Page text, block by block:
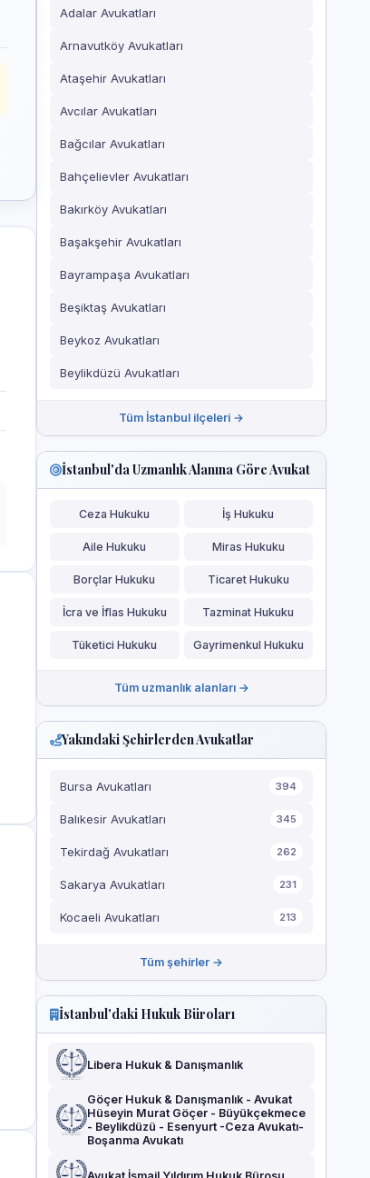
Adalar Avukatları
Arnavutköy Avukatları
Ataşehir Avukatları
Avcılar Avukatları
Bağcılar Avukatları
Bahçelievler Avukatları
Bakırköy Avukatları
Başakşehir Avukatları
Bayrampaşa Avukatları
Beşiktaş Avukatları
Beykoz Avukatları
Beylikdüzü Avukatları
Tüm İstanbul ilçeleri →
İstanbul'da Uzmanlık Alanına Göre Avukat
Ceza Hukuku İş Hukuku
Aile Hukuku Miras Hukuku
Borçlar Hukuku Ticaret Hukuku
İcra ve İflas Hukuku Tazminat Hukuku
Tüketici Hukuku Gayrimenkul Hukuku
Tüm uzmanlık alanları →
Yakındaki Şehirlerden Avukatlar
Bursa Avukatları 394
Balıkesir Avukatları 345
Tekirdağ Avukatları 262
Sakarya Avukatları 231
Kocaeli Avukatları 213
Tüm şehirler →
İstanbul'daki Hukuk Büroları
Libera Hukuk & Danışmanlık
Göçer Hukuk & Danışmanlık - Avukat
Hüseyin Murat Göçer - Büyükçekmece
- Beylikdüzü - Esenyurt -Ceza Avukatı-
Boşanma Avukatı
Avukat İsmail Yıldırım Hukuk Bürosu